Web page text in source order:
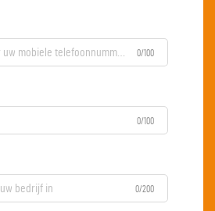
0/100
0/100
0/200